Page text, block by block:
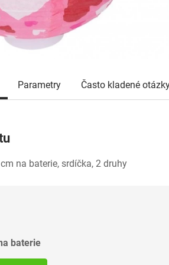
Parametry Často kladené
na baterie, srdíčka, 2 druhy
baterie